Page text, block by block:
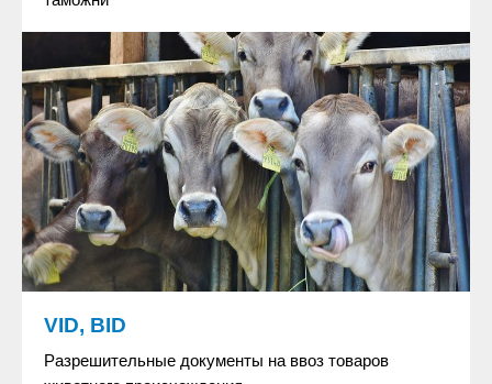
VID, BID
Разрешительные документы на ввоз товаров